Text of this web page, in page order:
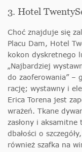
3. Hotel
Choć znajduje się
Placu Dam, Hotel
kokon dyskretnego
„Najbardziej
do zaoferowania” –
rację; wystawny i
Erica Torena jest
wrażeń. Tkane
zasłony i
dbałości o
również szafka na